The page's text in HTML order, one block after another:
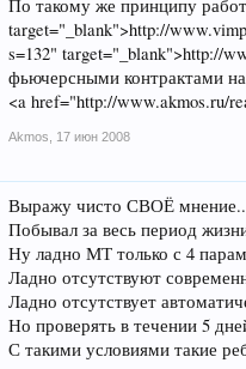
По такому же принципу
target="_blank">http://
s=132" target="_blank">http://
фьючерсными контрактами
<a href="http://www.akmos.ru/
Akmos 17 июн 2008
Выражу чисто СВОЁ мнение..
Побывал за весь период
Ну ладно МТ только с 4
Ладно отсутствуют
Ладно отсутствует
Но проверять в течении 5
С такими условиями такие